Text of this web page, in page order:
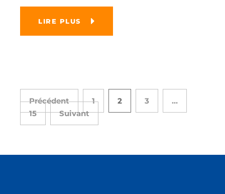
LIRE PLUS
Précédent 1 2 3
…
15
Suivant